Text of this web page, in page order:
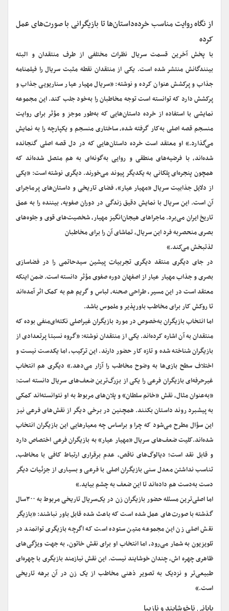
از نگاه روایت مناسب خرده‌داستان‌ها تا بازیگرانی با صورت‌های عمل
کرده
با پخش آخرین قسمت سریال نظرات مختلفی از طرف منتقدان و البته
بینندگانش منتشر شده است. یکی از منتقدان نقطه مثبت سریال را فیلمنامه
جذاب و پرکشش عنوان کرده و نوشته: «سریال مهیار عیار سناریویی جذاب و
پرکشش دارد که توانسته است توجه مخاطبان را به‌خود جلب کند. این مجموعه
نمایشی با استفاده از خرده داستان‌هایی که به‌طور موجز و مؤثر برای روایت
منسجم قصه اصلی به‌کار گرفته شده، ساختاری منسجم و یکپارچه را به نمایش
می‌گذارد.» او معتقد است خرده داستان‌هایی که در دل قصه اصلی گنجانده
شده‌اند، با فرضیه‌های منطقی و روایی به‌گونه‌ای به هم متصل شده‌اند که
همچون پنجره‌ای پلکانی به یکدیگر پیوند می‌خورند. دیگری نوشته است: «یکی
از دلایل جذابیت سریال «مهیار عیار»، فضای تاریخی و داستان‌های پرماجرای
آن است. این سریال با نمایش دقیق زندگی در دوران صفویه، بیننده را به عمق
تاریخ ایران می‌برد. ماجراهای هیجان‌انگیز مهیار، شخصیت‌های قوی و جلوه‌های
بصری منحصربه فرد این سریال، تماشای آن را برای مخاطبان
لذتبخش می‌کند.»
در جای دیگری منتقد دیگری تجربیات پیشین سیدحاتمی ‌را در فضاسازی
بصری و جذاب مهیار عیار از اصفهان دوره صفوی مؤثر دانسته است. ضمن اینکه
معتقد است در این مسیر، طراحی صحنه، لباس و گریم هم به کمک اثر آمده‌اند
تا روکش کار برای مخاطب باورپذیر و ملموس باشد.
اما انتخاب بازیگران به‌خصوص در مورد بازیگران غیراصلی نکته‌ای‌منفی بوده که
منتقدان به آن اشاره کرده‌اند. یکی از منتقدان نوشته: «گروه نسبتا پرتعدادی از
بازیگران شناخته شده و تازه کار حضور دارند. این ترکیب، اما یکدست نیست و
اختلاف سطح بازی‌ها به وضوح مخاطب را آزار می‌دهد.» دیگری هم انتخاب
غیرحرفه‌ای بازیگران فرعی را یکی از بزرگ‌ترین ضعف‌های سریال دانسته است:
«به‌عنوان مثال، نقش «خانم سلطان» و پلان‌های مربوط به او نتوانسته‌اند کمکی
به پیشبرد روند داستان بکنند. همچنین در برخی دیگر از نقش‌های فرعی نیز
این سؤال مطرح می‌شود که چرا و براساس چه معیارهایی این بازیگران انتخاب
شده‌اند.کلیت ضعف‌های سریال «مهیار عیار» به بازیگران فرعی اختصاص دارد
و قابل نقد است؛ دیالوگ‌های ناقص، عدم برقراری ارتباط کافی با مخاطب،
تناسب نداشتن معدل سنی بازیگران اصلی با فرعی و بسیاری از جزئیات دیگر
دست به‌دست هم داده‌اند تا این ضعف به چشم بیاید.»
اما اصلی‌ترین مسئله حضور بازیگران زن در یک‌سریال تاریخی مربوط به ۳۰۰سال
گذشته با صورت‌های عمل شده است که باعث شده قابل باور نباشند: «بازیگر
نقش اصلی زن این مجموعه متین ستوده است که اگرچه بازیگری توانمند در
تلویزیون به شمار می‌رود، اما انتخاب او برای نقش خاتون، به جهت ویژگی‌های
ظاهری چهره اش، چندان خوشایند نیست. این نقش نیازمند بازیگری با چهره‌ای
طبیعی‌تر و نزدیک به تصویر ذهنی مخاطب از یک زن در آن برهه تاریخی
است.»